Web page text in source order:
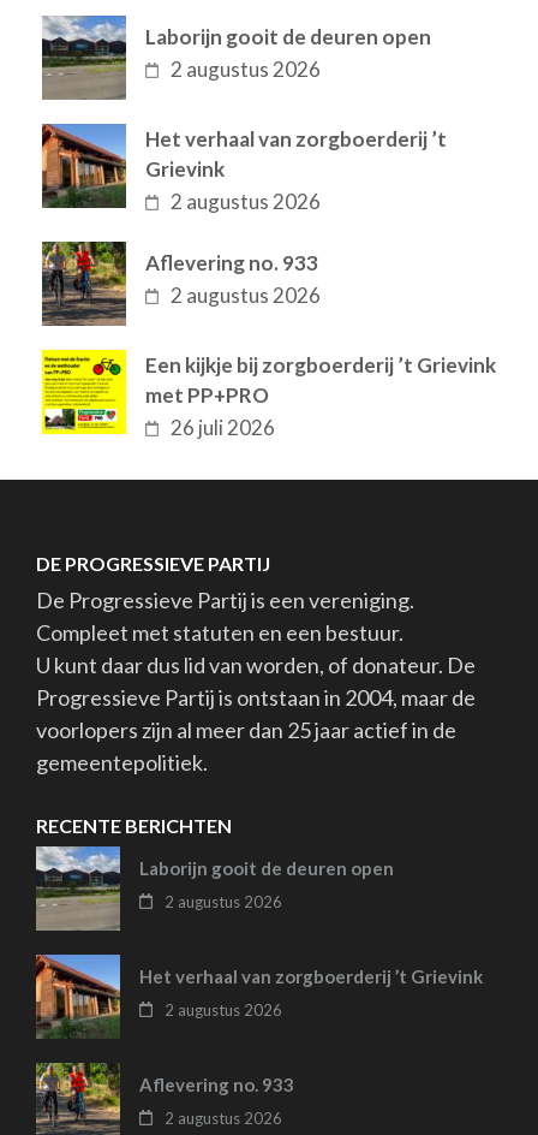
Laborijn gooit de deuren open
2 augustus 2026
Het verhaal van zorgboerderij ’t
Grievink
2 augustus 2026
Aflevering no. 933
2 augustus 2026
Een kijkje bij zorgboerderij ’t Grievink
met PP+PRO
26 juli 2026
DE PROGRESSIEVE PARTIJ
De Progressieve Partij is een vereniging.
Compleet met statuten en een bestuur.
U kunt daar dus lid van worden, of donateur. De
Progressieve Partij is ontstaan in 2004, maar de
voorlopers zijn al meer dan 25 jaar actief in de
gemeentepolitiek.
RECENTE BERICHTEN
Laborijn gooit de deuren open
2 augustus 2026
Het verhaal van zorgboerderij ’t Grievink
2 augustus 2026
Aflevering no. 933
2 augustus 2026